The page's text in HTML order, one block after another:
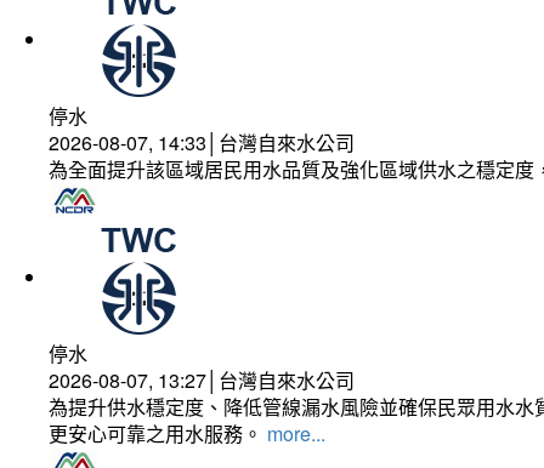
停水
2026-08-07, 14:33│台灣自來水公司
為全面提升該區域居民用水品質及強化區域供水之穩定
停水
2026-08-07, 13:27│台灣自來水公司
為提升供水穩定度、降低管線漏水風險並確保民眾用水
更安心可靠之用水服務。 more...